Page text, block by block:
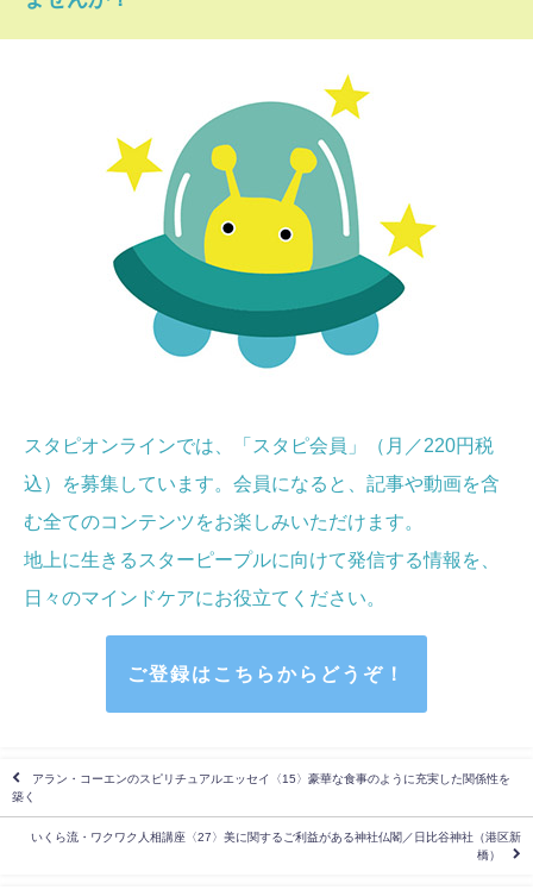
スタピオンラインでは、「スタピ会員」（月／220円税
込）を募集しています。会員になると、記事や動画を含
む全てのコンテンツをお楽しみいただけます。
地上に生きるスターピープルに向けて発信する情報を、
日々のマインドケアにお役立てください
ご登録はこちらからどうぞ！
アラン・コーエンのスピリチュアルエッセイ〈15〉豪華な食事のように充実した関係性を
築く
いくら流・ワクワク人相講座〈27〉美に関するご利益がある神社仏閣／日比谷神社（港区新
橋）